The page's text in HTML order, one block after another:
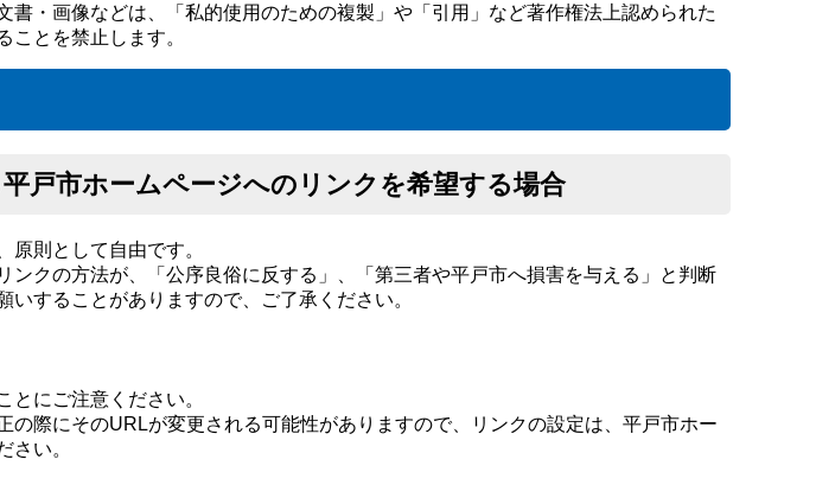
書・画像などは、「私的使用のための複製」や「引用」など著作権法上認められた
ことを禁止します。
戸市ホームページへのリンクを希望する場合
原則として自由です。
ンクの方法が、「公序良俗に反する」、「第三者や平戸市へ損害を与える」と判断
いすることがありますので、ご了承ください。
とにご注意ください。
の際にそのURLが変更される可能性がありますので、リンクの設定は、平戸市ホー
さい。